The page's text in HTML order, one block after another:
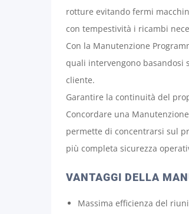
rotture evitando fermi
con tempestività i ricambi
Con la Manutenzione
quali intervengono basandosi
cliente.
Garantire la continuità del
Concordare una
permette di concentrarsi sul
più completa sicurezza
VANTAGGI DELLA
Massima efficienza del